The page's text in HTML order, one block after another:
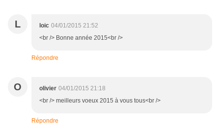
L loic 04/01/2015 21:52
<br /> Bonne année 2015<br />
Répondre
O olivier 04/01/2015 21:18
<br /> meilleurs voeux 2015 à vous tous<br />
Répondre